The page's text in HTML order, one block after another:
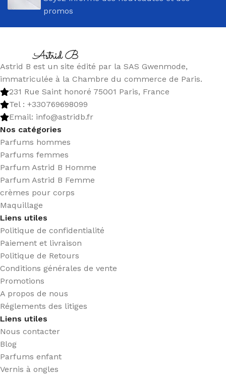
promos
Astrid B est un site édité par la SAS Gwenmode,
immatriculée à la Chambre du commerce de Paris.
231 Rue Saint honoré 75001 Paris, France
Tel : +330769698099
Email: info@astridb.fr
Nos catégories
Parfums hommes
Parfums femmes
Parfum Astrid B Homme
Parfum Astrid B Femme
crèmes pour corps
Maquillage
Liens utiles
Politique de confidentialité
Paiement et livraison
Politique de Retours
Conditions générales de vente
Promotions
A propos de nous
Réglements des litiges
Liens utiles
Nous contacter
Blog
Parfums enfant
Vernis à ongles